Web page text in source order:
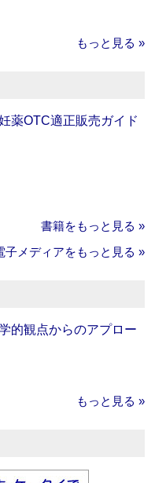
もっと見る »
薬OTC適正販売ガイド
書籍をもっと見る »
子メディアをもっと見る »
的観点からのアプロー
もっと見る »